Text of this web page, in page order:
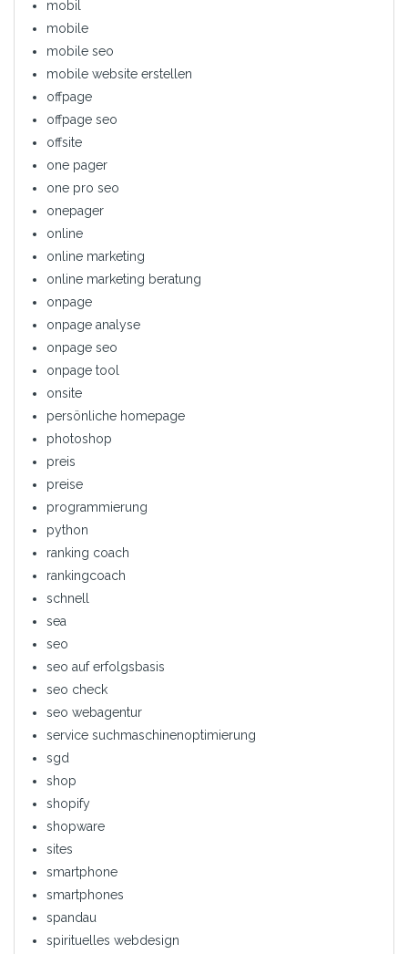
mobil
mobile
mobile seo
mobile website erstellen
offpage
offpage seo
offsite
one pager
one pro seo
onepager
online
online marketing
online marketing beratung
onpage
onpage analyse
onpage seo
onpage tool
onsite
persönliche homepage
photoshop
preis
preise
programmierung
python
ranking coach
rankingcoach
schnell
sea
seo
seo auf erfolgsbasis
seo check
seo webagentur
service suchmaschinenoptimierung
sgd
shop
shopify
shopware
sites
smartphone
smartphones
spandau
spirituelles webdesign